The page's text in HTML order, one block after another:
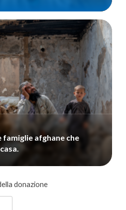
afghane che
donazione